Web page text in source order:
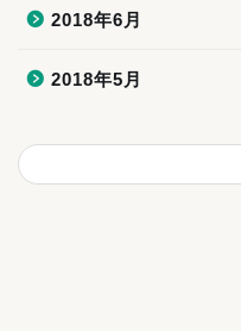
2018年6月
2018年5月